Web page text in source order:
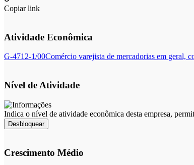
Copiar link
Atividade Econômica
G-4712-1/00Comércio varejista de mercadorias em geral,
Nível de Atividade
Indica o nível de atividade econômica desta empresa,
Desbloquear
Crescimento Médio